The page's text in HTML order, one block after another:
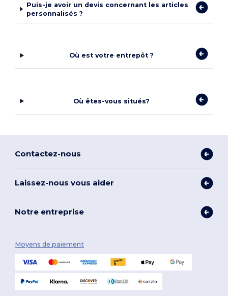
Puis-je avoir un devis concernant les articles
personnalisés ?
Où est votre entrepôt ?
Où êtes-vous situés?
Contactez-nous
Laissez-nous vous aider
Notre entreprise
Moyens de paiement